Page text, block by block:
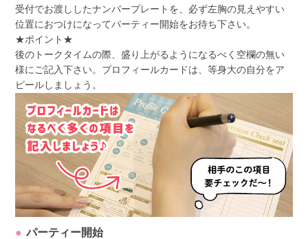
受付でお渡ししたナンバープレートを、必ず左胸の見えやすい
位置におつけになってパーティー開始をお待ち下さい。
★ポイント★
後のトークタイムの際、盛り上がるようになるべく空欄の無い
様にご記入下さい。プロフィールカードは、等身大の自分をア
ピールしましょう。
パーティー開始